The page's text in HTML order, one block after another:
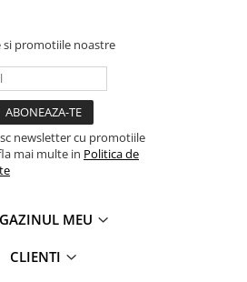
si promotiile noastre
newsletter cu promotiile
mai multe in Politica de
MEU
CLIENTI